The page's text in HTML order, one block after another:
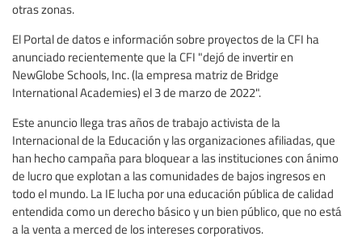
otras zonas.
El Portal de datos e información sobre proyectos de la CFI ha
anunciado recientemente que la CFI "dejó de invertir en
NewGlobe Schools, Inc. (la empresa matriz de Bridge
International Academies) el 3 de marzo de 2022".
Este anuncio llega tras años de trabajo activista de la
Internacional de la Educación y las organizaciones afiliadas, que
han hecho campaña para bloquear a las instituciones con ánimo
de lucro que explotan a las comunidades de bajos ingresos en
todo el mundo. La IE lucha por una educación pública de calidad
entendida como un derecho básico y un bien público, que no está
a la venta a merced de los intereses corporativos.